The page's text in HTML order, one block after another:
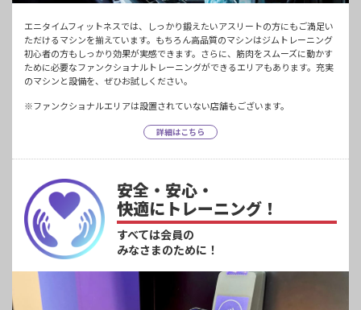
エニタイムフィットネスでは、しっかり鍛えたいアスリートの方にもご満足い
ただけるマシンを揃えています。もちろん高品質のマシンはジムトレーニング
初心者の方もしっかり効果が実感できます。さらに、筋肉をスムーズに動かす
ために必要なファンクショナルトレーニングができるエリアもあります。充実
のマシンと設備を、ぜひお試しください。
※ファンクショナルエリアは設置されていない店舗もございます。
詳細はこちら
安全・安心・
快適にトレーニング！
すべては会員の
みなさまのために！